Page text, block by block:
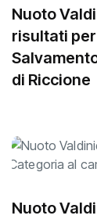
Nuoto
risultati
di Riccione
Nuoto